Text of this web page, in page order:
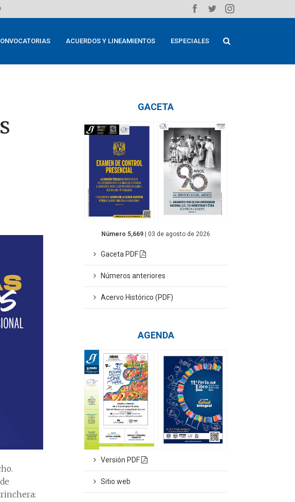
ACUERDOS Y LINEAMIENTOS ESPECIALES
GACETA
Número 5,669 | 03 de agosto de 2026
Gaceta PDF
Números anteriores
Acervo Histórico (PDF)
AGENDA
Versión PDF
Sitio web